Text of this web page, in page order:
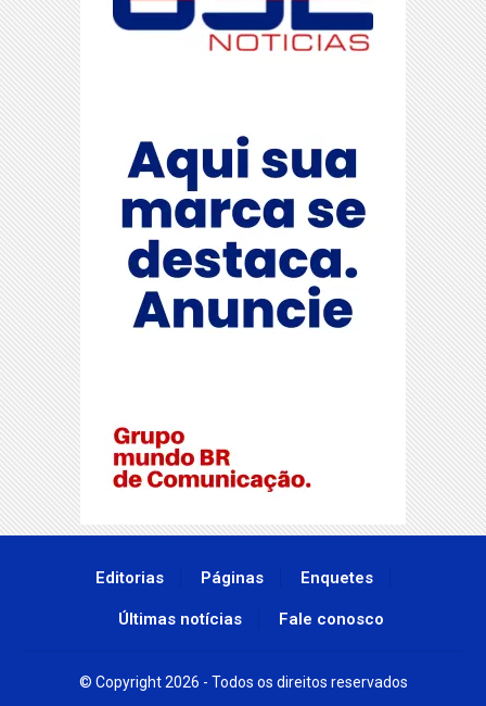
Editorias Páginas Enquetes
Últimas notícias Fale conosco
© Copyright 2026 - Todos os direitos reservados